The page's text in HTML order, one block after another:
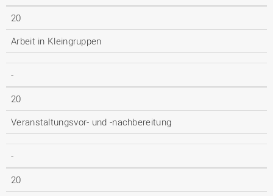
20
Arbeit in Kleingruppen
-
20
Veranstaltungsvor- und -nachbereitung
-
20